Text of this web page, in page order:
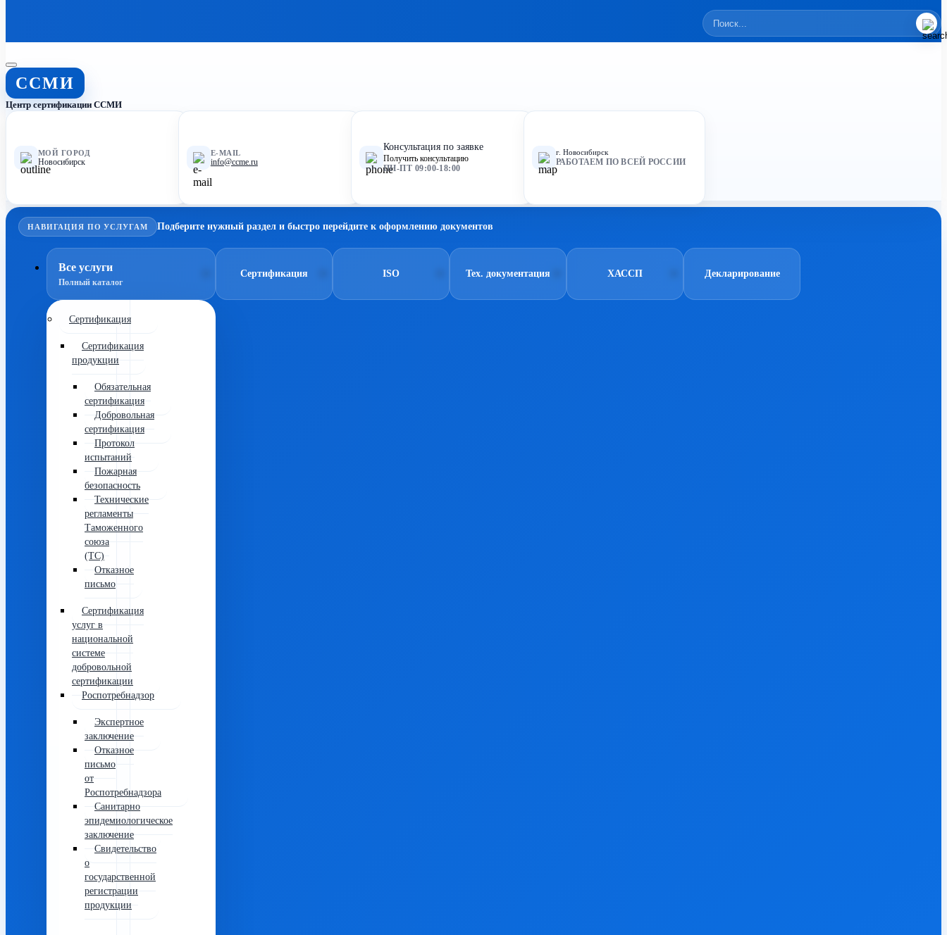
ССМИ
Центр сертификации ССМИ
МОЙ ГОРОД
Новосибирск
E-MAIL
info@ccme.ru
Консультация по заявке
Получить консультацию
ПН-ПТ 09:00-18:00
г. Новосибирск
РАБОТАЕМ ПО ВСЕЙ РОССИИ
НАВИГАЦИЯ ПО УСЛУГАМ Подберите нужный раздел и быстро перейдите к оформлению документов
Все услуги
Полный каталог
Сертификация
Сертификация
продукции
Обязательная
сертификация
Добровольная
сертификация
Протокол
испытаний
Пожарная
безопасность
Технические
регламенты
Таможенного
союза
(ТС)
Отказное
письмо
Сертификация
услуг в
национальной
системе
добровольной
сертификации
Роспотребнадзор
Экспертное
заключение
Отказное
письмо
от
Роспотребнадзора
Санитарно
эпидемиологическое
заключение
Свидетельство
о
государственной
регистрации
продукции
Сертификация ISO Тех. документация ХАССП Декларирование